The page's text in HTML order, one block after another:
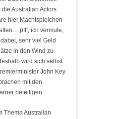
Australian Actors
hier Machtspielchen
pfff, ich vermute,
sehr viel Geld
in den Wind zu
wird sich selbst
John Key
mit den
beteiligen.
Thema Australian